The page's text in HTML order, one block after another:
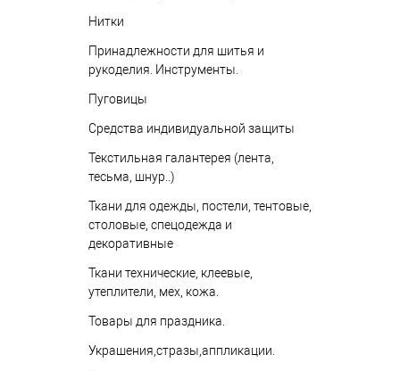
Нитки
Принадлежности для шитья и
рукоделия. Инструменты.
Пуговицы
Средства индивидуальной защиты
Текстильная галантерея (лента,
тесьма, шнур..)
Ткани для одежды, постели, тентовые,
столовые, спецодежда и
декоративные
Ткани технические, клеевые,
утеплители, мех, кожа.
Товары для праздника.
Украшения,стразы,аппликации.